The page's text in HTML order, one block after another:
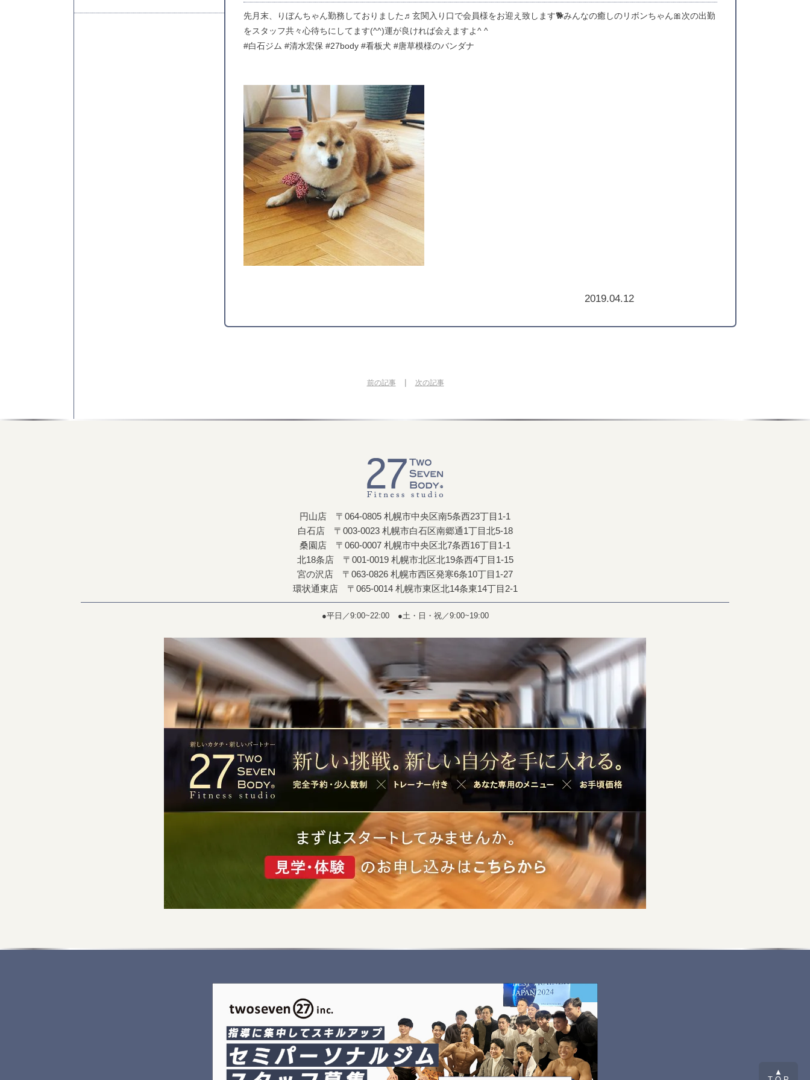
先月末、りぼんちゃん勤務しておりました♬玄関入り口で会員様をお迎え致します🐕みんなの癒しのリボンちゃん🎀次の出勤
をスタッフ共々心待ちにしてます(^^)運が良ければ会えますよ^ ^
#白石ジム #清水宏保 #27body #看板犬 #唐草模様のバンダナ
2019.04.12
前の記事| 次の記事
▲
円山店 〒064-0805 札幌市中央区南5条西23丁目1-1
白石店 〒003-0023 札幌市白石区南郷通1丁目北5-18
桑園店 〒060-0007 札幌市中央区北7条西16丁目1-1
北18条店 〒001-0019 札幌市北区北19条西4丁目1-15
宮の沢店 〒063-0826 札幌市西区発寒6条10丁目1-27
環状通東店 〒065-0014 札幌市東区北14条東14丁目2-1
●平日／9:00~22:00 ●土・日・祝／9:00~19:00